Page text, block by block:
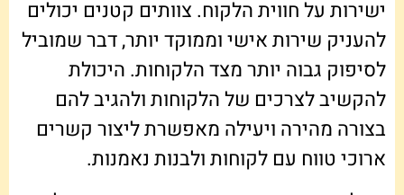
ישירות על חווית הלקוח. צוותים קטנים יכולים
להעניק שירות אישי וממוקד יותר, דבר שמוביל
לסיפוק גבוה יותר מצד הלקוחות. היכולת
להקשיב לצרכים של הלקוחות ולהגיב להם
בצורה מהירה ויעילה מאפשרת ליצור קשרים
ארוכי טווח עם לקוחות ולבנות נאמנות.